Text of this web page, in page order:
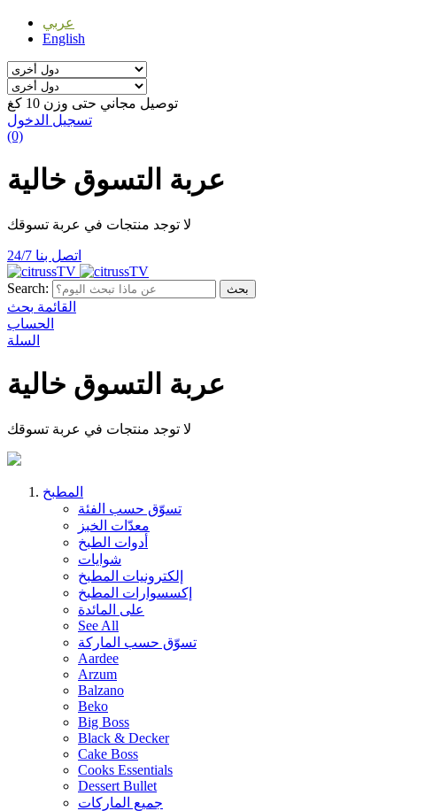
عربي
English
توصيل مجاني حتى وزن 10 كغ
تسجيل الدخول
(0)
عربة التسوق خالية
لا توجد منتجات في عربة تسوقك
اتصل بنا 24/7
Search: بحث
القائمة بحث
الحساب
السلة
عربة التسوق خالية
لا توجد منتجات في عربة تسوقك
المطبخ
تسوّق حسب الفئة
معدّات الخبز
أدوات الطبخ
شوايات
إلكترونيات المطبخ
إكسسوارات المطبخ
على المائدة
See All
تسوّق حسب الماركة
Aardee
Arzum
Balzano
Beko
Big Boss
Black & Decker
Cake Boss
Cooks Essentials
Dessert Bullet
جميع الماركات